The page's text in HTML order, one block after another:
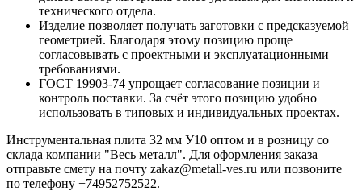
технического отдела.
Изделие позволяет получать заготовки с предсказуемой
геометрией. Благодаря этому позицию проще
согласовывать с проектными и эксплуатационными
требованиями.
ГОСТ 19903-74 упрощает согласование позиции и
контроль поставки. За счёт этого позицию удобно
использовать в типовых и индивидуальных проектах.
Инструментальная плита 32 мм У10 оптом и в розницу со
склада компании "Весь металл". Для оформления заказа
отправьте смету на почту zakaz@metall-ves.ru или позвоните
по телефону +74952752522.